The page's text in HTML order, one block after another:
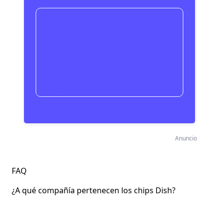
¡Contrata ya!
Anuncio
FAQ
¿A qué compañía pertenecen los chips Dish?